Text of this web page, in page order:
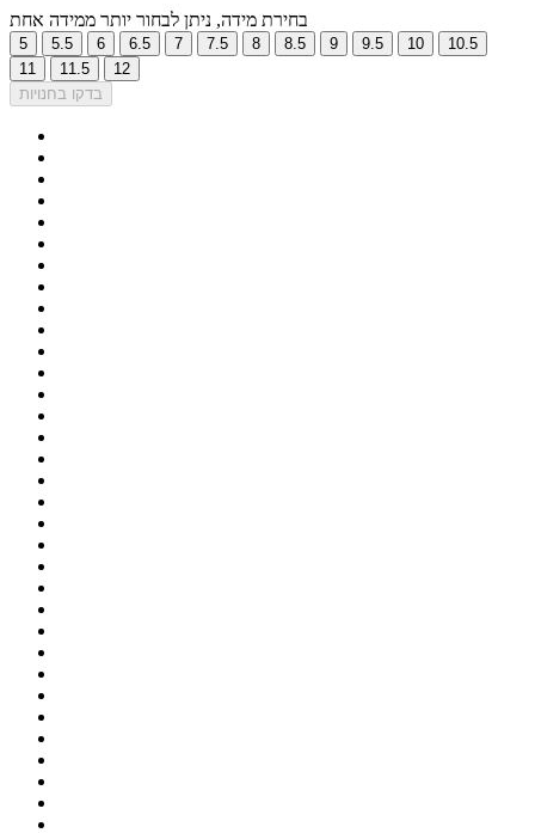
בחירת מידה, ניתן לבחור יותר ממידה אחת
5 5.5 6 6.5 7 7.5 8 8.5 9 9.5 10
10.5
11
11.5
12
בדקו בחנויות